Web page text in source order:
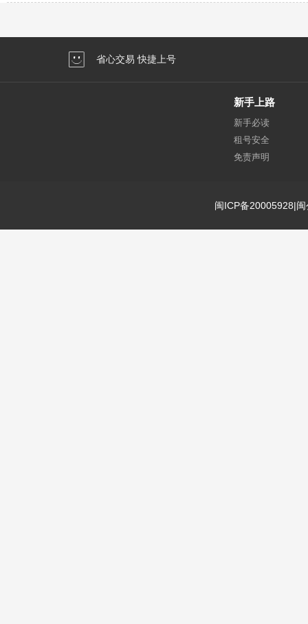
省心交易 快捷上号
新手上路
新手必读
租号安全
免责声明
闽ICP备20005928|